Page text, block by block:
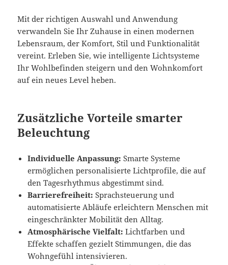
Mit der richtigen Auswahl und Anwendung
verwandeln Sie Ihr Zuhause in einen modernen
Lebensraum, der Komfort, Stil und Funktionalität
vereint. Erleben Sie, wie intelligente Lichtsysteme
Ihr Wohlbefinden steigern und den Wohnkomfort
auf ein neues Level heben.
Zusätzliche Vorteile smarter
Beleuchtung
Individuelle Anpassung: Smarte Systeme
ermöglichen personalisierte Lichtprofile, die auf
den Tagesrhythmus abgestimmt sind.
Barrierefreiheit: Sprachsteuerung und
automatisierte Abläufe erleichtern Menschen mit
eingeschränkter Mobilität den Alltag.
Atmosphärische Vielfalt: Lichtfarben und
Effekte schaffen gezielt Stimmungen, die das
Wohngefühl intensivieren.